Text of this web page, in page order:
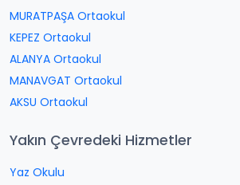
MURATPAŞA Ortaokul
KEPEZ Ortaokul
ALANYA Ortaokul
MANAVGAT Ortaokul
AKSU Ortaokul
Yakın Çevredeki Hizmetler
Yaz Okulu